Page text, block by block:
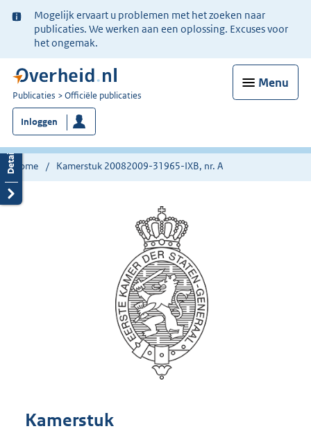
Ter
informatie:
Mogelijk ervaart u problemen met het zoeken naar
publicaties. We werken aan een oplossing. Excuses voor
het ongemak.
Menu
U
bent
nu
hier:
Publicaties Officiële publicaties
Inloggen
Home Kamerstuk 20082009-31965-IXB, nr. A
Kamerstuk